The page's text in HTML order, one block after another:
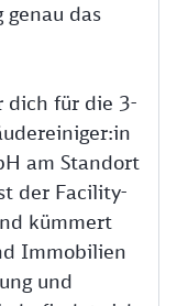
genau das
dich für die 3-
am Standort
der Facility-
kümmert
Immobilien
und